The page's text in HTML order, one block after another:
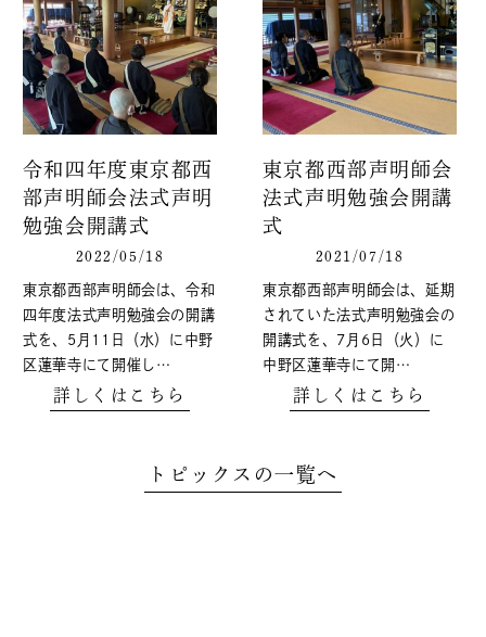
令和四年度東京都西
部声明師会法式声明
勉強会開講式
2022/05/18
東京都西部声明師会は、令和
四年度法式声明勉強会の開講
式を、5月11日（水）に中野
区蓮華寺にて開催し…
詳しくはこちら
東京都西部声明師会
法式声明勉強会開講
式
2021/07/18
東京都西部声明師会は、延期
されていた法式声明勉強会の
開講式を、7月6日（火）に
中野区蓮華寺にて開…
詳しくはこちら
トピックスの一覧へ